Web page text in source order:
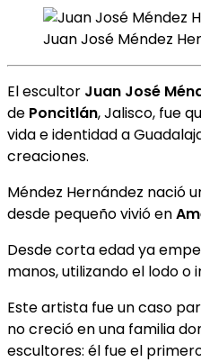
Juan José Méndez
El escultor Juan José
de Poncitlán, Jalisco, fue
vida e identidad a
creaciones.
Méndez Hernández nació
desde pequeño vivió en
Desde corta edad ya
manos, utilizando el lodo o
Este artista fue un caso
no creció en una familia
escultores: él fue el